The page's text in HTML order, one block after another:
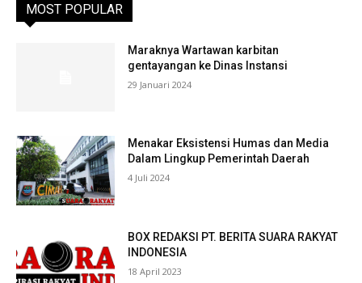
MOST POPULAR
Maraknya Wartawan karbitan
gentayangan ke Dinas Instansi
29 Januari 2024
Menakar Eksistensi Humas dan Media
Dalam Lingkup Pemerintah Daerah
4 Juli 2024
BOX REDAKSI PT. BERITA SUARA RAKYAT
INDONESIA
18 April 2023